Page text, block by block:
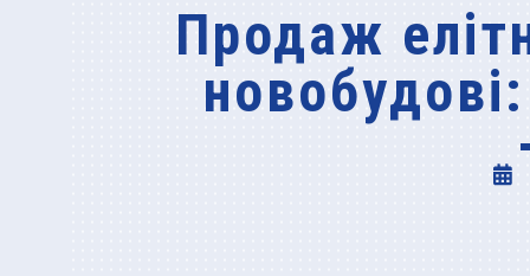
Продаж